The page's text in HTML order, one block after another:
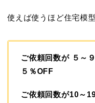
使えば使うほど住宅模
ご依頼回数が ５
５％OFF
ご依頼回数が10